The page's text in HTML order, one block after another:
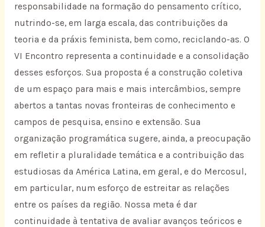
responsabilidade na formação do pensamento crítico,
nutrindo-se, em larga escala, das contribuições da
teoria e da práxis feminista, bem como, reciclando-as. O
VI Encontro representa a continuidade e a consolidação
desses esforços. Sua proposta é a construção coletiva
de um espaço para mais e mais intercâmbios, sempre
abertos a tantas novas fronteiras de conhecimento e
campos de pesquisa, ensino e extensão. Sua
organização programática sugere, ainda, a preocupação
em refletir a pluralidade temática e a contribuição das
estudiosas da América Latina, em geral, e do Mercosul,
em particular, num esforço de estreitar as relações
entre os países da região. Nossa meta é dar
continuidade à tentativa de avaliar avanços teóricos e